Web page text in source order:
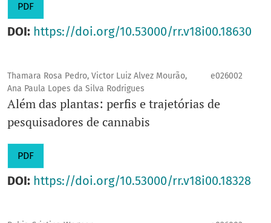
PDF
DOI: https://doi.org/10.53000/rr.v18i00.18630
Thamara Rosa Pedro, Victor Luiz Alvez Mourão,
Ana Paula Lopes da Silva Rodrigues
e026002
Além das plantas: perfis e trajetórias de
pesquisadores de cannabis
PDF
DOI: https://doi.org/10.53000/rr.v18i00.18328